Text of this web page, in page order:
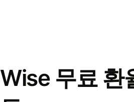
Wise 무료 환